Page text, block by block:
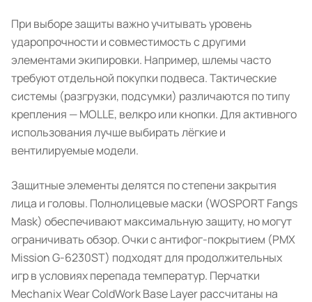
При выборе защиты важно учитывать уровень
ударопрочности и совместимость с другими
элементами экипировки. Например, шлемы часто
требуют отдельной покупки подвеса. Тактические
системы (разгрузки, подсумки) различаются по типу
крепления — MOLLE, велкро или кнопки. Для активного
использования лучше выбирать лёгкие и
вентилируемые модели.
Защитные элементы делятся по степени закрытия
лица и головы. Полнолицевые маски (WOSPORT Fangs
Mask) обеспечивают максимальную защиту, но могут
ограничивать обзор. Очки с антифог-покрытием (PMX
Mission G-6230ST) подходят для продолжительных
игр в условиях перепада температур. Перчатки
Mechanix Wear ColdWork Base Layer рассчитаны на